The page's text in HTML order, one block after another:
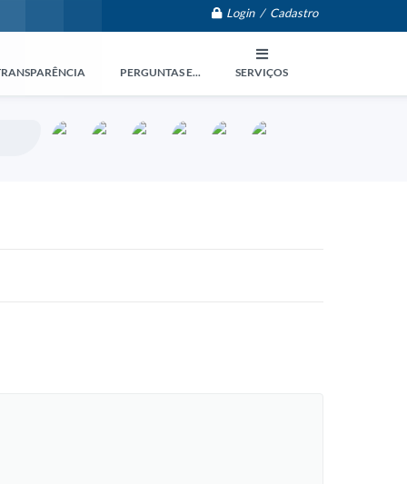
Login / Cadastro
PERGUNTAS E... SERVIÇOS